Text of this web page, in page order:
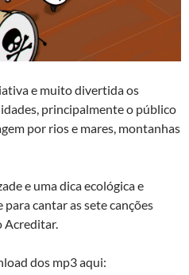
e muito divertida os
principalmente o público
por rios e mares, montanhas
e uma dica ecológica e
cantar as sete canções
Acreditar.
dos mp3 aqui: